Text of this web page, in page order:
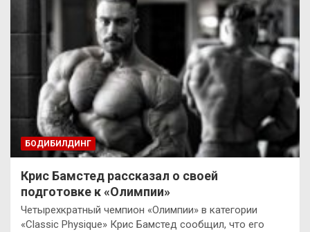
БОДИБИЛДИНГ
Крис Бамстед рассказал о своей
подготовке к «Олимпии»
Четырехкратный чемпион «Олимпии» в категории
«Classic Physique» Крис Бамстед сообщил, что его